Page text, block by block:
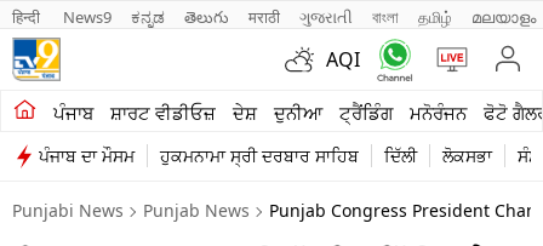
हिन्दी News9 ಕನ್ನಡ తెలుగు मराठी ગુજરાતી বাংলা தமிழ் മലയാളം
AQI
ਪੰਜਾਬ ਸ਼ਾਰਟ ਵੀਡੀਓਜ਼ ਦੇਸ਼ ਦੁਨੀਆ ਟ੍ਰੈਂਡਿੰਗ ਮਨੋਰੰਜਨ ਫੋਟੋ
ਪੰਜਾਬ ਦਾ ਮੌਸਮ ਹੁਕਮਨਾਮਾ ਸ੍ਰੀ ਦਰਬਾਰ ਸਾਹਿਬ ਦਿੱਲੀ ਲੋਕਸਭਾ
ਖੇਤੀਬਾੜੀ
ਸ਼ਾਰਟ ਵੀਡੀਓਜ਼
ਕਾਰੋਬਾਰ
Punjabi News Punjab News Punjab Congress President